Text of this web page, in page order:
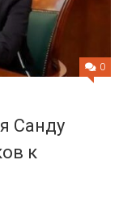
0
Санду
к